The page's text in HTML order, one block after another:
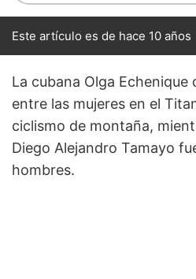
Este artículo es de hace 10 años
La cubana Olga
entre las mujeres en el
ciclismo de montaña,
Diego Alejandro Tamayo
hombres.